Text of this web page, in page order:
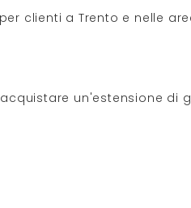
clienti a Trento e nelle
un'estensione di